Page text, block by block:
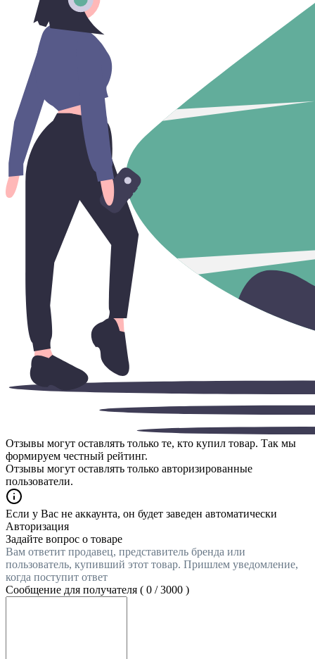
Отзывы могут оставлять только те, кто купил товар. Так мы
формируем честный рейтинг.
Отзывы могут оставлять только авторизированные
пользователи.
Если у Вас не аккаунта, он будет заведен автоматически
Авторизация
Задайте вопрос о товаре
Вам ответит продавец, представитель бренда или
пользователь, купивший этот товар. Пришлем уведомление,
когда поступит ответ
Сообщение для получателя ( 0 /3000 )